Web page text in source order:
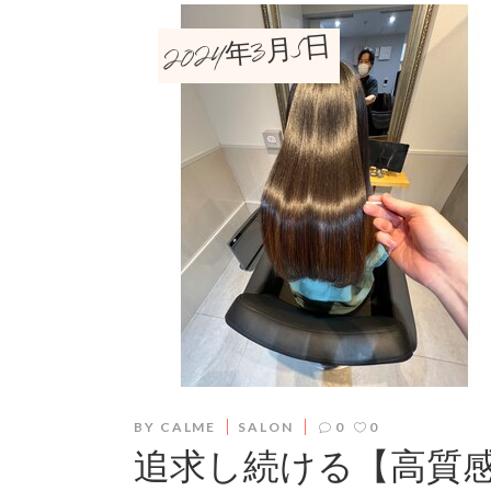
2024年3月5日
BY CALME SALON 0 0
追求し続ける【高質